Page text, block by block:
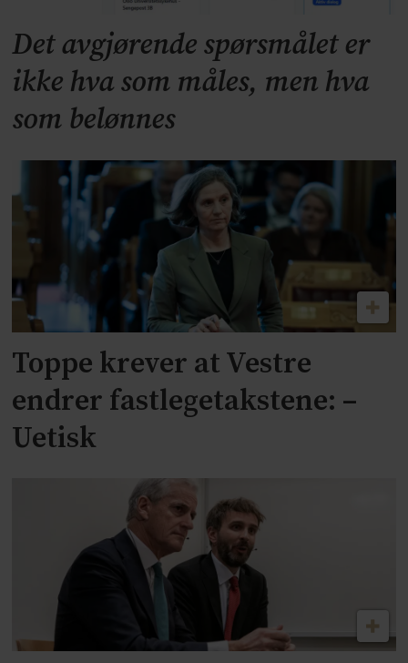
Det avgjørende spørsmålet er
ikke hva som måles, men hva
som belønnes
Toppe krever at Vestre
endrer fastlegetakstene: –
Uetisk